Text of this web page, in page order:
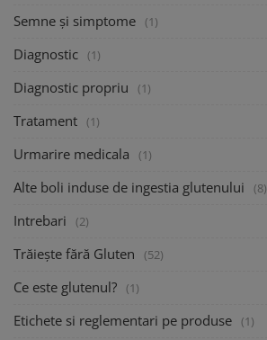
Semne și simptome (1)
Diagnostic (1)
Diagnostic propriu (1)
Tratament (1)
Urmarire medicala (1)
Alte boli induse de ingestia glutenului (8)
Intrebari (2)
Trăiește fără Gluten (52)
Ce este glutenul? (1)
Etichete si reglementari pe produse (1)